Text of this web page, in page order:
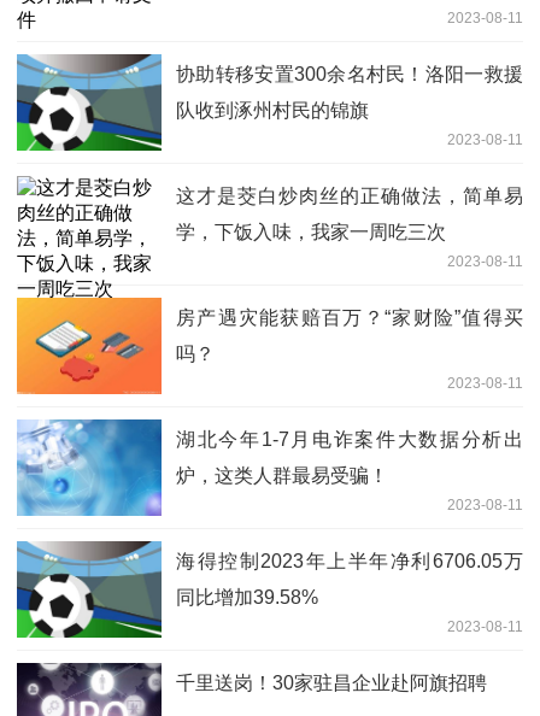
2023-08-11
协助转移安置300余名村民！洛阳一救援
队收到涿州村民的锦旗
2023-08-11
这才是茭白炒肉丝的正确做法，简单易
学，下饭入味，我家一周吃三次
2023-08-11
房产遇灾能获赔百万？“家财险”值得买
吗？
2023-08-11
湖北今年1-7月电诈案件大数据分析出
炉，这类人群最易受骗！
2023-08-11
海得控制2023年上半年净利6706.05万
同比增加39.58%
2023-08-11
千里送岗！30家驻昌企业赴阿旗招聘